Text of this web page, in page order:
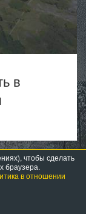
в
чтобы сделать
браузера.
в отношении